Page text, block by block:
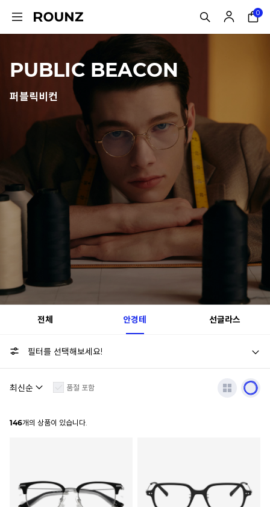
0
PUBLIC BEACON
퍼블릭비컨
전체 안경테 선글라스
필터를 선택해보세요!
품절 포함
146개의 상품이 있습니다.